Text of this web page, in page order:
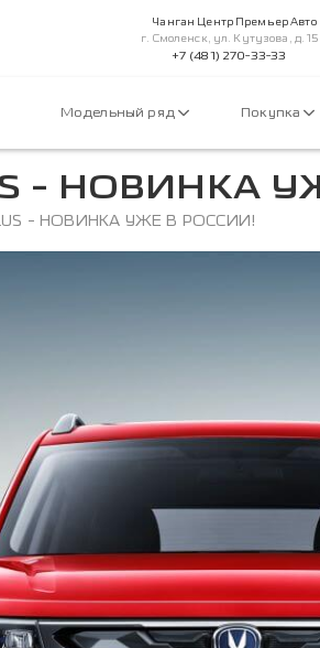
Чанган Центр Премьер Авто
г. Смоленск, ул. Кутузова, д. 15
+7 (481) 270-33-33
Модельный ряд Покупка
- НОВИНКА
- НОВИНКА УЖЕ В РОССИИ!